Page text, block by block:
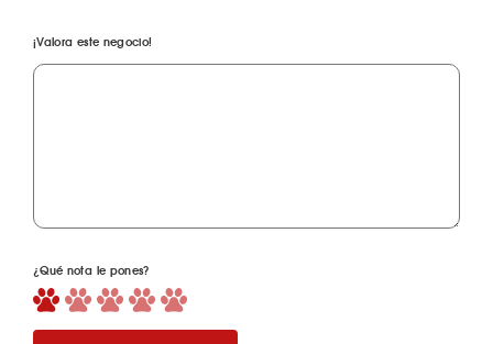
¡Valora este negocio!
¿Qué nota le pones?